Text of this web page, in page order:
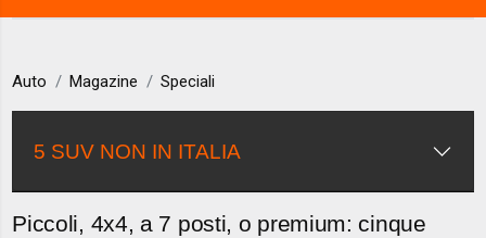
Auto Magazine Speciali
5 SUV NON IN ITALIA
Piccoli, 4x4, a 7 posti, o premium: cinque